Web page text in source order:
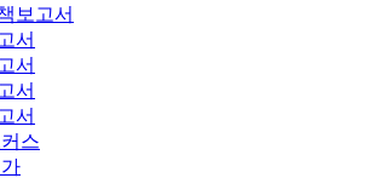
보고서
서
서
서
서
스